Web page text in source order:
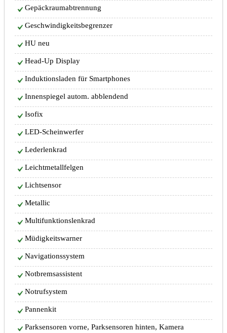
Gepäckraumabtrennung
Geschwindigkeitsbegrenzer
HU neu
Head-Up Display
Induktionsladen für Smartphones
Innenspiegel autom. abblendend
Isofix
LED-Scheinwerfer
Lederlenkrad
Leichtmetallfelgen
Lichtsensor
Metallic
Multifunktionslenkrad
Müdigkeitswarner
Navigationssystem
Notbremsassistent
Notrufsystem
Pannenkit
Parksensoren vorne, Parksensoren hinten, Kamera